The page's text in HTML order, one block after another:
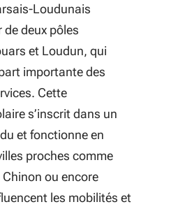
Loudunais
de deux pôles
et Loudun, qui
importante des
Cette
s’inscrit dans un
et fonctionne en
proches comme
ou encore
les mobilités et